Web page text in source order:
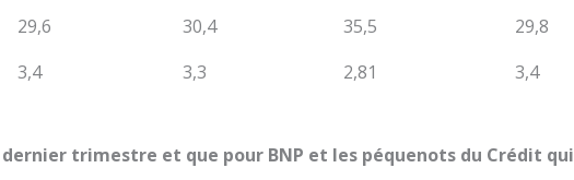
29,6 30,4 35,5
29,8
3,4 3,3 2,81 3,4
trimestre et que pour BNP et les péquenots du Crédit qui